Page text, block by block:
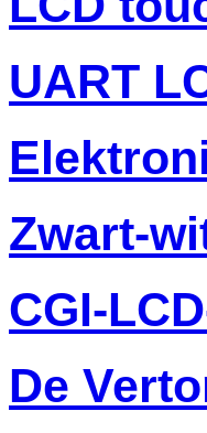
UART
Zwart-
CGI-
De